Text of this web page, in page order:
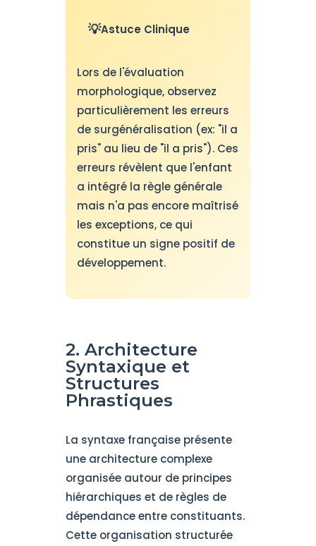
Astuce Clinique
Lors de l'évaluation
morphologique, observez
particulièrement les erreurs
de surgénéralisation (ex: "il a
pris" au lieu de "il a pris"). Ces
erreurs révèlent que l'enfant
a intégré la règle générale
mais n'a pas encore maîtrisé
les exceptions, ce qui
constitue un signe positif de
développement.
2. Architecture
Syntaxique et
Structures
Phrastiques
La syntaxe française présente
une architecture complexe
organisée autour de principes
hiérarchiques et de règles de
dépendance entre constituants.
Cette organisation structurée